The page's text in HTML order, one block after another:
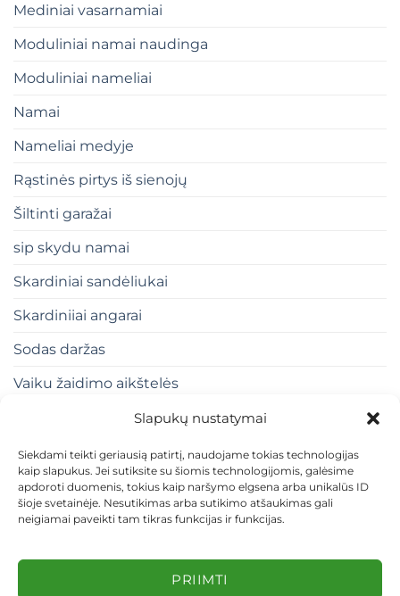
Slapukų nustatymai
Siekdami teikti geriausią patirtį, naudojame tokias technologijas
kaip slapukus. Jei sutiksite su šiomis technologijomis, galėsime
apdoroti duomenis, tokius kaip naršymo elgsena arba unikalūs ID
šioje svetainėje. Nesutikimas arba sutikimo atšaukimas gali
neigiamai paveikti tam tikras funkcijas ir funkcijas.
PRIIMTI
Mediniai vasarnamiai
Moduliniai namai naudinga
Moduliniai nameliai
Namai
Nameliai medyje
Rąstinės pirtys iš sienojų
Šiltinti garažai
sip skydu namai
Skardiniai sandėliukai
Skardiniiai angarai
Sodas daržas
Vaiku žaidimo aikštelės
KEITIMAS IR GRĄŽINIMAS
PRIVATUMO POLITIKA